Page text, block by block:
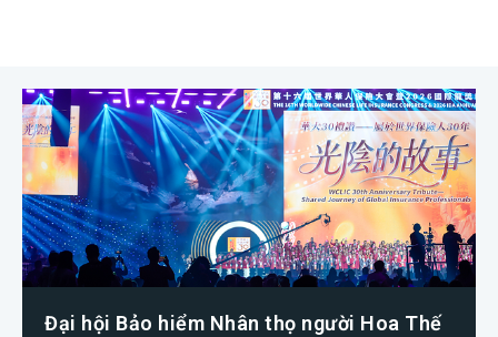
Đại hội Bảo hiểm Nhân thọ người Hoa Thế